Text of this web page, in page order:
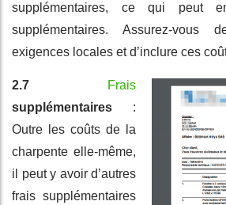
supplémentaires, ce qui peut
supplémentaires. Assurez-vous
exigences locales et d’inclure ces
2.7
Frais
supplémentaires :
Outre les coûts de la
charpente elle-même,
il peut y avoir d’autres
frais supplémentaires